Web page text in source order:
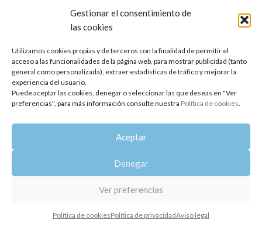
Gestionar el consentimiento de
las cookies
Utilizamos cookies propias y de terceros con la finalidad de permitir el
acceso a las funcionalidades de la página web, para mostrar publicidad (tanto
general como personalizada), extraer estadísticas de tráfico y mejorar la
experiencia del usuario.
Puede aceptar las cookies, denegar o seleccionar las que deseas en "Ver
preferencias", para más información consulte nuestra Política de cookies.
Aceptar
Denegar
Ver preferencias
Política de cookiesPolítica de privacidadAviso legal
Copyright 2014-2025 Oshadhi España
Todos los derechos reservados.
Política de privacidad | Aviso legal | Política de cookies